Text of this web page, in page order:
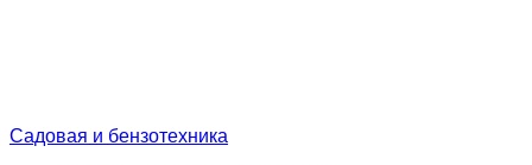
Садовая и бензотехника